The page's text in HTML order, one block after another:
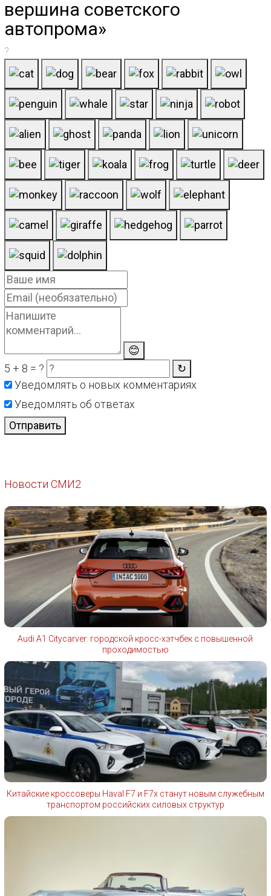
вершина советского
автопрома»
?
😊
5 + 8 = ?
↻
Уведомлять о новых комментариях
Уведомлять об ответах
Отправить
Новости СМИ2
Audi A1 Citycarver: городской кросс-хэтчбек с повышенной
проходимостью
Китайские кроссоверы Haval F7 и F7x станут новым служебным
транспортом российских силовых структур